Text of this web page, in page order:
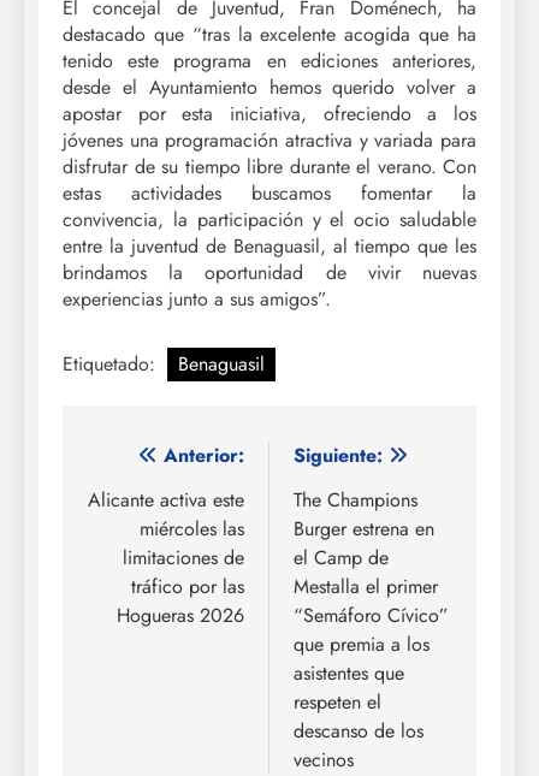
El concejal de Juventud, Fran Doménech, ha
destacado que “tras la excelente acogida que ha
tenido este programa en ediciones anteriores,
desde el Ayuntamiento hemos querido volver a
apostar por esta iniciativa, ofreciendo a los
jóvenes una programación atractiva y variada para
disfrutar de su tiempo libre durante el verano. Con
estas actividades buscamos fomentar la
convivencia, la participación y el ocio saludable
entre la juventud de Benaguasil, al tiempo que les
brindamos la oportunidad de vivir nuevas
experiencias junto a sus amigos”.
Etiquetado: Benaguasil
Navegación
de
entradas
Anterior:
Alicante activa este
miércoles las
limitaciones de
tráfico por las
Hogueras 2026
Siguiente:
The Champions
Burger estrena en
el Camp de
Mestalla el primer
“Semáforo Cívico”
que premia a los
asistentes que
respeten el
descanso de los
vecinos